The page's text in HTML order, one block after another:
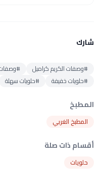
شارك
#وصفات الكريم كراميل #وصفات
#حلويات خفيفة
#حلويات سهلة
المطبخ
المطبخ الغربي
أقسام ذات صلة
حلويات